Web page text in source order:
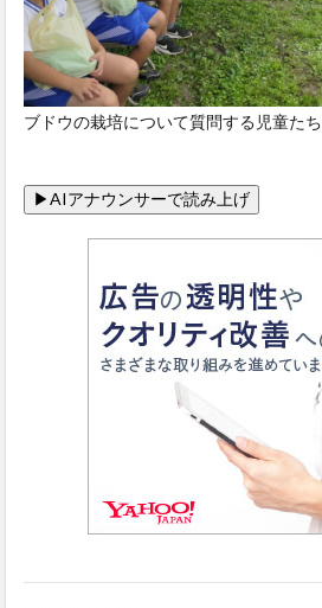
ブドウの栽培について質問する児童たち